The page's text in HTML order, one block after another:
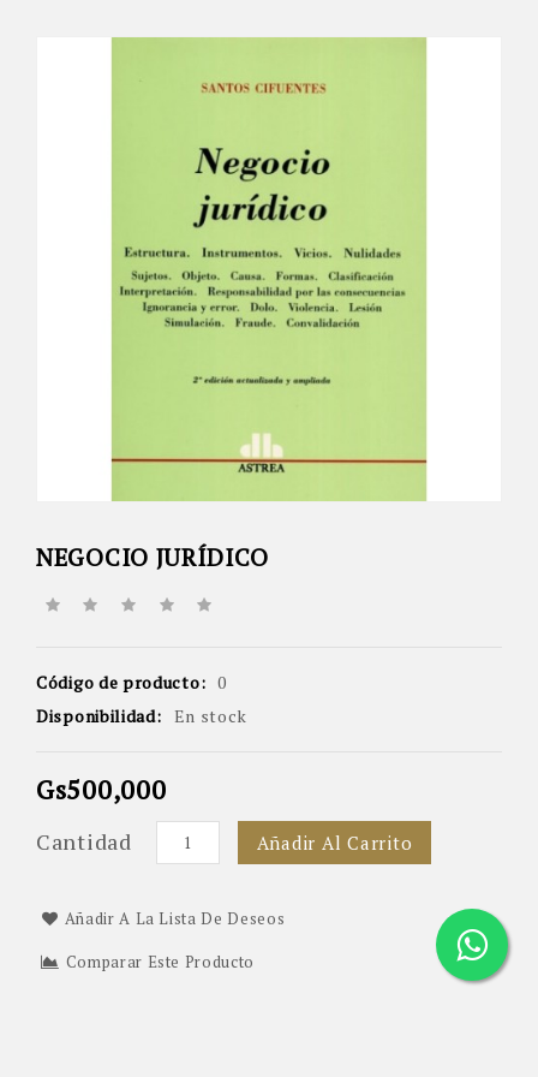
NEGOCIO JURÍDICO
Código de producto: 0
Disponibilidad: En stock
Gs500,000
Cantidad Añadir Al Carrito
Añadir A La Lista De Deseos
Comparar Este Producto